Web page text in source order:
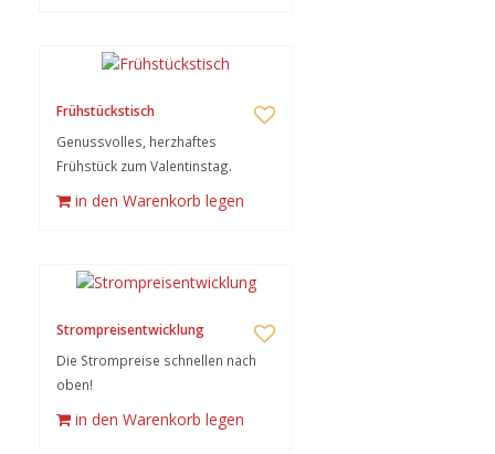
Frühstückstisch
Genussvolles, herzhaftes
Frühstück zum Valentinstag.
in den Warenkorb legen
Strompreisentwicklung
Die Strompreise schnellen nach
oben!
in den Warenkorb legen